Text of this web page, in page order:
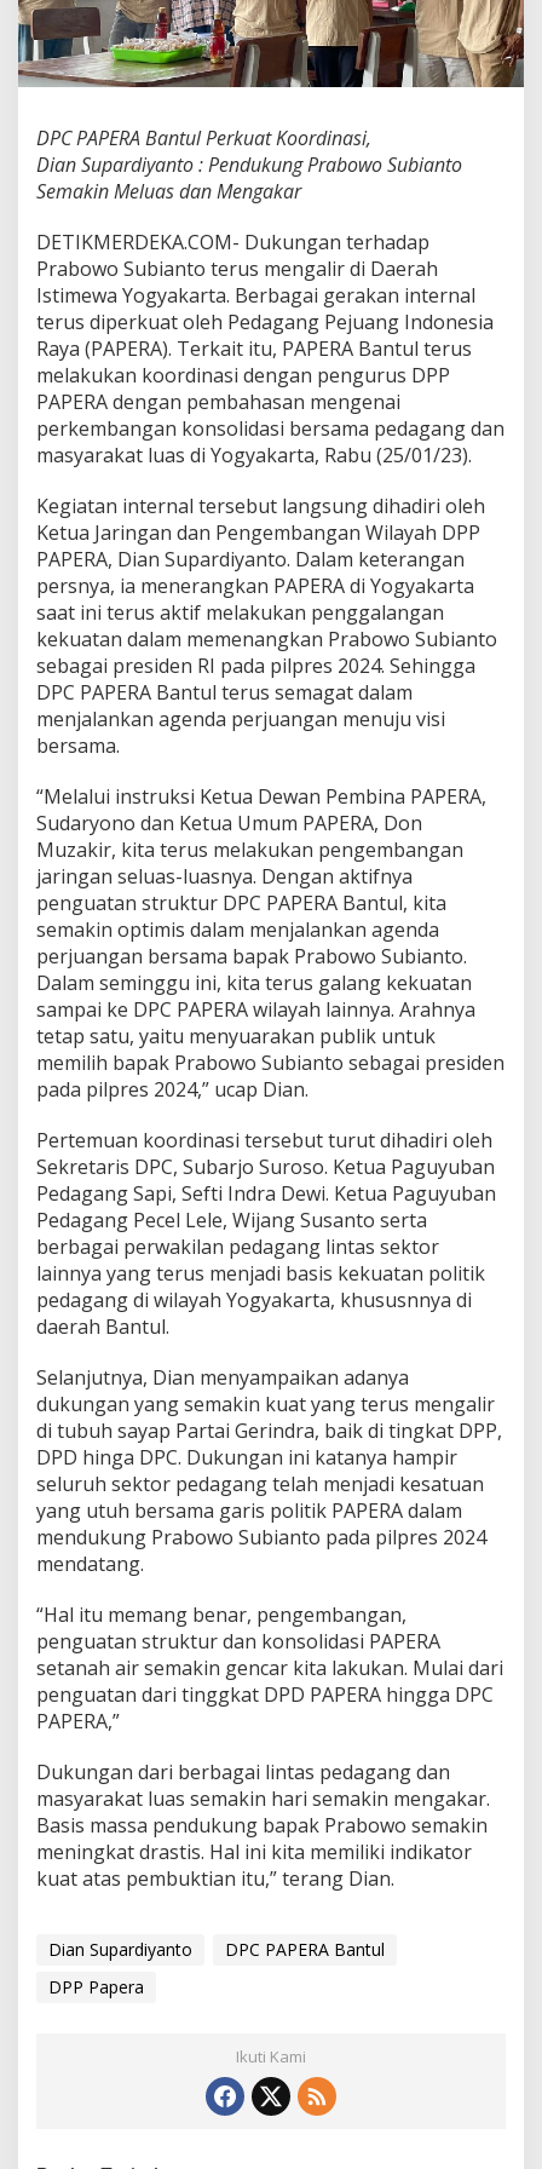
a
t
K
o
d
n
s
i
D
i
a
n
S
u
p
a
i
y
a
n
o
:
P
e
n
d
u
n
g
P
r
a
b
o
w
o
S
u
b
i
t
o
S
e
m
a
k
i
l
u
a
s
d
a
n
M
a
k
a
r
DPC PAPERA Bantul Perkuat Koordinasi,
Dian Supardiyanto : Pendukung Prabowo Subianto
Semakin Meluas dan Mengakar
DETIKMERDEKA.COM- Dukungan terhadap
Prabowo Subianto terus mengalir di Daerah
Istimewa Yogyakarta. Berbagai gerakan internal
terus diperkuat oleh Pedagang Pejuang Indonesia
Raya (PAPERA). Terkait itu, PAPERA Bantul terus
melakukan koordinasi dengan pengurus DPP
PAPERA dengan pembahasan mengenai
perkembangan konsolidasi bersama pedagang dan
masyarakat luas di Yogyakarta, Rabu (25/01/23).
Kegiatan internal tersebut langsung dihadiri oleh
Ketua Jaringan dan Pengembangan Wilayah DPP
PAPERA, Dian Supardiyanto. Dalam keterangan
persnya, ia menerangkan PAPERA di Yogyakarta
saat ini terus aktif melakukan penggalangan
kekuatan dalam memenangkan Prabowo Subianto
sebagai presiden RI pada pilpres 2024. Sehingga
DPC PAPERA Bantul terus semagat dalam
menjalankan agenda perjuangan menuju visi
bersama.
“Melalui instruksi Ketua Dewan Pembina PAPERA,
Sudaryono dan Ketua Umum PAPERA, Don
Muzakir, kita terus melakukan pengembangan
jaringan seluas-luasnya. Dengan aktifnya
penguatan struktur DPC PAPERA Bantul, kita
semakin optimis dalam menjalankan agenda
perjuangan bersama bapak Prabowo Subianto.
Dalam seminggu ini, kita terus galang kekuatan
sampai ke DPC PAPERA wilayah lainnya. Arahnya
tetap satu, yaitu menyuarakan publik untuk
memilih bapak Prabowo Subianto sebagai presiden
pada pilpres 2024,” ucap Dian.
Pertemuan koordinasi tersebut turut dihadiri oleh
Sekretaris DPC, Subarjo Suroso. Ketua Paguyuban
Pedagang Sapi, Sefti Indra Dewi. Ketua Paguyuban
Pedagang Pecel Lele, Wijang Susanto serta
berbagai perwakilan pedagang lintas sektor
lainnya yang terus menjadi basis kekuatan politik
pedagang di wilayah Yogyakarta, khususnnya di
daerah Bantul.
Selanjutnya, Dian menyampaikan adanya
dukungan yang semakin kuat yang terus mengalir
di tubuh sayap Partai Gerindra, baik di tingkat DPP,
DPD hinga DPC. Dukungan ini katanya hampir
seluruh sektor pedagang telah menjadi kesatuan
yang utuh bersama garis politik PAPERA dalam
mendukung Prabowo Subianto pada pilpres 2024
mendatang.
“Hal itu memang benar, pengembangan,
penguatan struktur dan konsolidasi PAPERA
setanah air semakin gencar kita lakukan. Mulai dari
penguatan dari tinggkat DPD PAPERA hingga DPC
PAPERA,”
Dukungan dari berbagai lintas pedagang dan
masyarakat luas semakin hari semakin mengakar.
Basis massa pendukung bapak Prabowo semakin
meningkat drastis. Hal ini kita memiliki indikator
kuat atas pembuktian itu,” terang Dian.
Dian Supardiyanto
DPC PAPERA Bantul
DPP Papera
Ikuti Kami